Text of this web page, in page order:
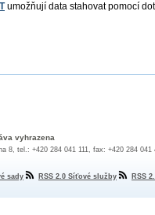
umožňují data stahovat pomocí
vyhrazena
8, tel.: +420 284 041 111, fax: +420 284 041
sady RSS 2.0 Síťové služby RSS